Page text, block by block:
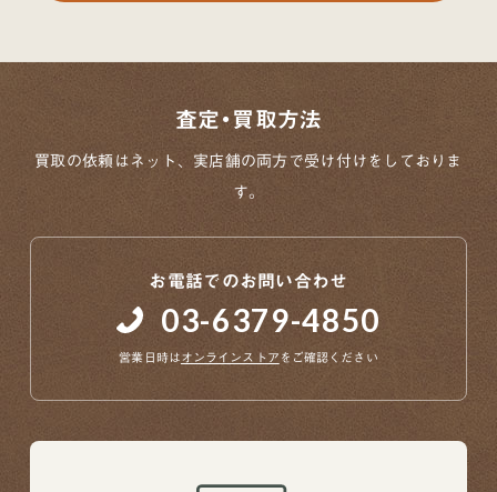
査定・買取方法
買取の依頼はネット、実店舗の両方で受け付けをしておりま
す。
お電話でのお問い合わせ
03-6379-4850
営業日時はオンラインストア をご確認ください